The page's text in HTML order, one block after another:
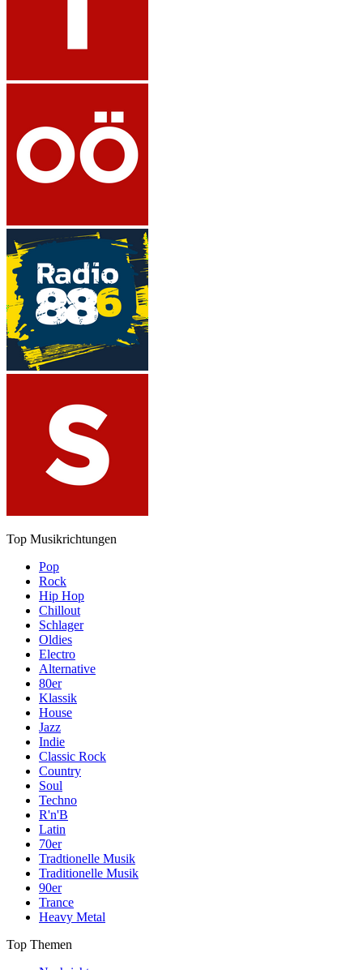
Top Musikrichtungen
Pop
Rock
Hip Hop
Chillout
Schlager
Oldies
Electro
Alternative
80er
Klassik
House
Jazz
Indie
Classic Rock
Country
Soul
Techno
R'n'B
Latin
70er
Tradtionelle Musik
Traditionelle Musik
90er
Trance
Heavy Metal
Top Themen